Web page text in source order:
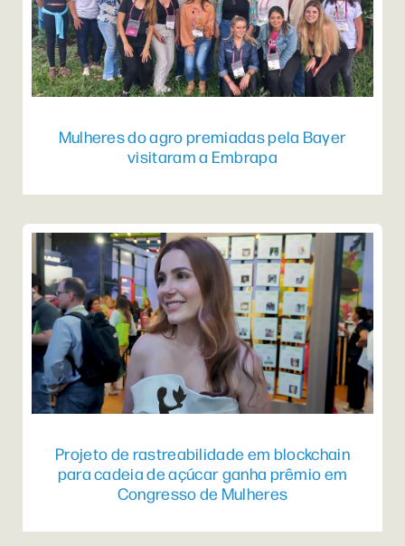
Mulheres do agro premiadas pela Bayer
visitaram a Embrapa
Projeto de rastreabilidade em blockchain
para cadeia de açúcar ganha prêmio em
Congresso de Mulheres